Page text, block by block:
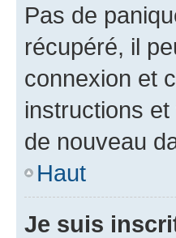
Pas de
récupéré, il
connexion et
instructions
de nouveau
Haut
Je suis